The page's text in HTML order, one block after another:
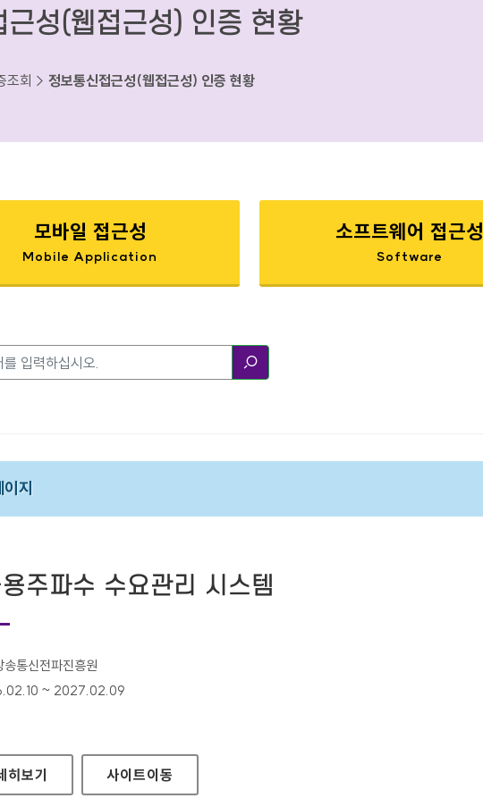
근성(웹접근성) 인증 현황
조회 > 정보통신접근성(웹접근성) 인증 현황
모바일 접근성
Mobile Application
소프트웨어 접근성
Software
지
주파수 수요관리 시스템
:
송통신전파진흥원
간 :
~ 2027.02.09
용주파수 수요관리 시스템
히보기 사이트이동